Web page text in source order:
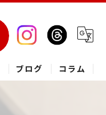
ブログ コラム